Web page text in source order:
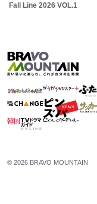
Fall Line 2026 VOL.1
© 2026 BRAVO MOUNTAIN